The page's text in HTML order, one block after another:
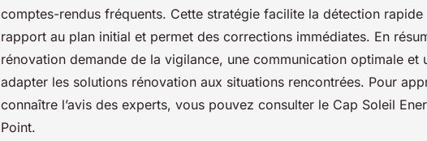
comptes-rendus fréquents. Cette stratégie facilite la détection
rapport au plan initial et permet des corrections immédiates. En
rénovation demande de la vigilance, une communication optimale et
adapter les solutions rénovation aux situations rencontrées. Pour
connaître l’avis des experts, vous pouvez consulter le Cap Soleil
Point.